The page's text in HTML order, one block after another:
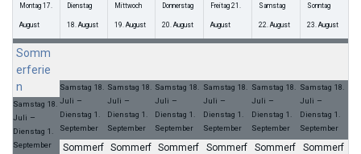
Montag 17.
August
Somm
erferie
n
Samstag 18.
Juli –
Dienstag 1.
September
Dienstag
18. August
Samstag 18.
Juli –
Dienstag 1.
September
Sommerf
Mittwoch
19. August
Samstag 18.
Juli –
Dienstag 1.
September
Sommerf
Donnerstag
20. August
Samstag 18.
Juli –
Dienstag 1.
September
Sommerf
Freitag 21.
August
Samstag 18.
Juli –
Dienstag 1.
September
Sommerf
Samstag
22. August
Samstag 18.
Juli –
Dienstag 1.
September
Sommerf
Sonntag
23. August
Samstag 18.
Juli –
Dienstag 1.
September
Sommerf